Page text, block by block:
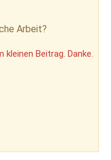
Arbeit?
Beitrag. Danke.